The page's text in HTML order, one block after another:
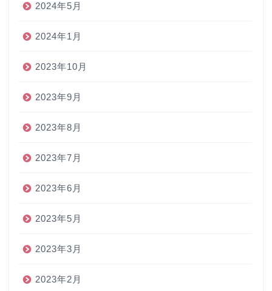
2024年5月
2024年1月
2023年10月
2023年9月
2023年8月
2023年7月
2023年6月
2023年5月
2023年3月
2023年2月